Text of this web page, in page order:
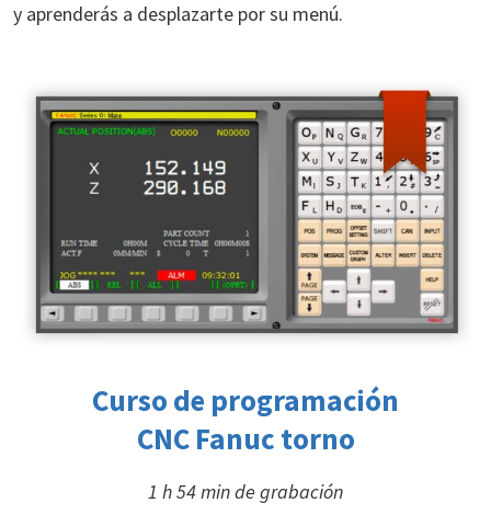
y aprenderás a desplazarte por su menú.
Curso de programación
CNC Fanuc torno
1 h 54 min de grabación